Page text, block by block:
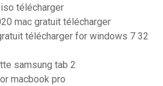
télécharger
mac gratuit télécharger
télécharger for windows 7 32
samsung tab 2
macbook pro